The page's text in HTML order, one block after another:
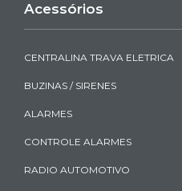
Acessórios
CENTRALINA TRAVA ELETRICA
BUZINAS / SIRENES
ALARMES
CONTROLE ALARMES
RADIO AUTOMOTIVO